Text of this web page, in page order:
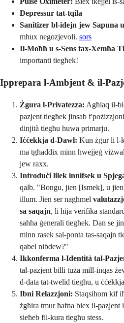
Depressur tat-tqila
Sanitizer bl-idejn jew Sapuna
mhux negozjevoli. sors
Il-Moħħ u s-Sens tax-Xemħa
importanti tiegħek!
Ipprepara l-Ambjent & il-
Żgura l-Privatezza: Agħlaq il-
pazjent tiegħek jinsab
dinjità tiegħu huwa primarju.
Iċċekkja d-Dawl: Kun żgur li l-
ma tgħaddix minn ħwejjeġ
jew raxx.
Introduċi lilek innifsek u
qalb. "Bongu, jien [Ismek], u
illum. Jien ser nagħmel
sa saqajn, li hija verifika
saħħa ġenerali tiegħek. Dan se
minn rasek sal-ponta tas-saqajn
qabel nibdew?"
Ikkonferma l-Identità tal-
tal-pazjent billi tuża mill-inqas
d-data tat-twelid tiegħu, u
Ibni Relazzjoni: Staqsihom kif
żgħira tmur ħafna biex il-pazjent
sieħeb fil-kura tiegħu stess.